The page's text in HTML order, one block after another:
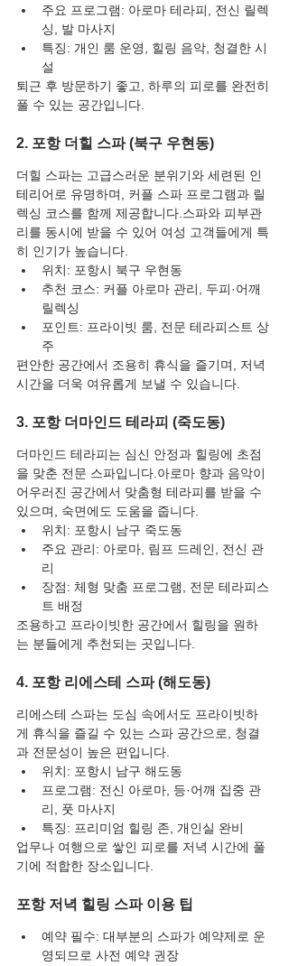
주요 프로그램: 아로마 테라피, 전신 릴렉
싱, 발 마사지
특징: 개인 룸 운영, 힐링 음악, 청결한 시
설
퇴근 후 방문하기 좋고, 하루의 피로를 완전히
풀 수 있는 공간입니다.
2. 포항 더힐 스파 (북구 우현동)
더힐 스파는 고급스러운 분위기와 세련된 인
테리어로 유명하며, 커플 스파 프로그램과 릴
렉싱 코스를 함께 제공합니다.스파와 피부관
리를 동시에 받을 수 있어 여성 고객들에게 특
히 인기가 높습니다.
위치: 포항시 북구 우현동
추천 코스: 커플 아로마 관리, 두피·어깨
릴렉싱
포인트: 프라이빗 룸, 전문 테라피스트 상
주
편안한 공간에서 조용히 휴식을 즐기며, 저녁
시간을 더욱 여유롭게 보낼 수 있습니다.
3. 포항 더마인드 테라피 (죽도동)
더마인드 테라피는 심신 안정과 힐링에 초점
을 맞춘 전문 스파입니다.아로마 향과 음악이
어우러진 공간에서 맞춤형 테라피를 받을 수
있으며, 숙면에도 도움을 줍니다.
위치: 포항시 남구 죽도동
주요 관리: 아로마, 림프 드레인, 전신 관
리
장점: 체형 맞춤 프로그램, 전문 테라피스
트 배정
조용하고 프라이빗한 공간에서 힐링을 원하
는 분들에게 추천되는 곳입니다.
4. 포항 리에스테 스파 (해도동)
리에스테 스파는 도심 속에서도 프라이빗하
게 휴식을 즐길 수 있는 스파 공간으로, 청결
과 전문성이 높은 편입니다.
위치: 포항시 남구 해도동
프로그램: 전신 아로마, 등·어깨 집중 관
리, 풋 마사지
특징: 프리미엄 힐링 존, 개인실 완비
업무나 여행으로 쌓인 피로를 저녁 시간에 풀
기에 적합한 장소입니다.
포항 저녁 힐링 스파 이용 팁
예약 필수: 대부분의 스파가 예약제로 운
영되므로 사전 예약 권장